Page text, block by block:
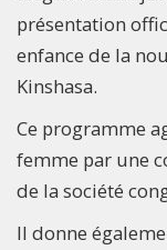
présentation
enfance de la
Kinshasa.
Ce programme
femme par une
de la société
Il donne